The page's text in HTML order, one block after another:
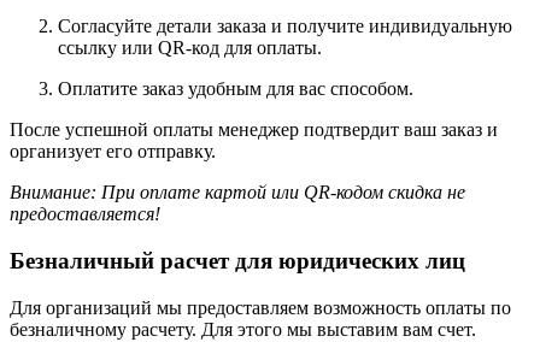
Согласуйте детали заказа и получите индивидуальную
ссылку или QR-код для оплаты.
Оплатите заказ удобным для вас способом.
После успешной оплаты менеджер подтвердит ваш заказ и
организует его отправку.
Внимание: При оплате картой или QR-кодом скидка не
предоставляется!
Безналичный расчет для юридических лиц
Для организаций мы предоставляем возможность оплаты по
безналичному расчету. Для этого мы выставим вам счет.